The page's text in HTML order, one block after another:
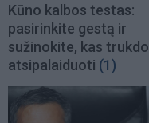
Kūno kalbos testas:
pasirinkite gestą ir
sužinokite, kas trukdo
atsipalaiduoti (1)